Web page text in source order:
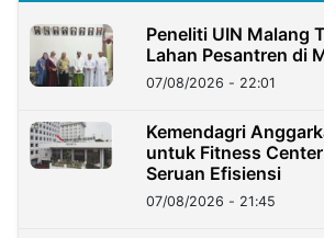
Peneliti UIN Malang
Lahan Pesantren di
07/08/2026 - 22:01
Kemendagri
untuk Fitness
Seruan Efisiensi
07/08/2026 - 21:45